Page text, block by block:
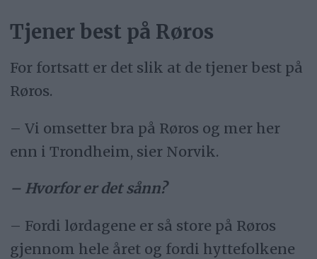
Tjener best på Røros
For fortsatt er det slik at de tjener best på
Røros.
– Vi omsetter bra på Røros og mer her
enn i Trondheim, sier Norvik.
– Hvorfor er det sånn?
– Fordi lørdagene er så store på Røros
gjennom hele året og fordi hyttefolkene